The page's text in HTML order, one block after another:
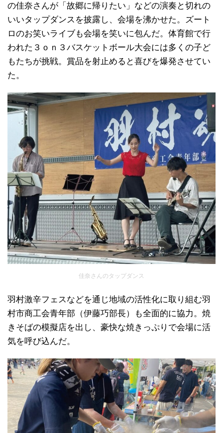
の佳奈さんが「故郷に帰りたい」などの演奏と切れの
いいタップダンスを披露し、会場を沸かせた。ズート
ロのお笑いライブも会場を笑いに包んだ。体育館で行
われた３ｏｎ３バスケットボール大会には多くの子ど
もたちが挑戦。賞品を射止めると喜びを爆発させてい
た。
佳奈さんのタップダンス
羽村激辛フェスなどを通じ地域の活性化に取り組む羽
村市商工会青年部（伊藤巧部長）も全面的に協力。焼
きそばの模擬店を出し、豪快な焼きっぷりで会場に活
気を呼び込んだ。